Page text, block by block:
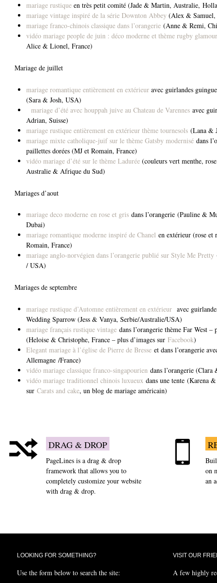
mariage rustique en très petit comité (Jade & Martin, Australie,
mariage vintage inspiré de la série Downton Abbey(Alex & Samuel,
mariage franco-chinois classique dans l’orangerie(Anne & Remi,
vidéo mariage people de juin : déco moderne et thème rugby
Alice & Lionel, France)
Mariage de juillet
mariage romantique entièrement en extérieuravec guirlandes
(Sara & Josh, USA)
mariage d’été avec houppah juive au Chateau de Varennesavec
Adrian, Suisse)
mariage rustique entièrement en extérieur thème tournesols(Lana &
mariage mixte catholique-juif sur le thème Gatsby modernisédans
paillettes dorées (MJ et Romain, France)
vidéo mariage d’été sur le thème Ladurée(couleurs vert menthe,
Australie & Afrique du Sud)
Mariages d’aout
mariage deco moderne en rose et grisdans l’orangerie (Pauline &
Dubai)
mariage romantique moderne inspiré de Chanel en extérieur (rose et
Romain, France)
mariage anglo-norvégien dans l’orangerie publié sur Style Me Pretty
/ USA)
Mariages de septembre
mariage rustique d’Automne entièrement en extérieur avec
Wedding Sparrow (Jess & Vanya, Serbie/Australie/USA)
mariage français rustique vintagedans l’orangerie thème Far West –
(Heloise & Christophe, France – plus d’images sur Facebook)
Elegant mariage à l’église de Pierre de Bresseet dans l’orangerie
Allemagne /France)
vidéo mariage classique franco-singapouriendans l’orangerie (Clara
vidéo mariage traditionnel chinois luxueux dans une tente (Karena
sur Carats and cake, un blog de mariage américain)
DRAG & DROP
PageLines is a drag & drop
framework that allows you to
completely customize your website
with drag & drop.
on
an
LOOKING FOR SOMETHING?
Use the form below to search the site:
VISIT OUR
A few highly